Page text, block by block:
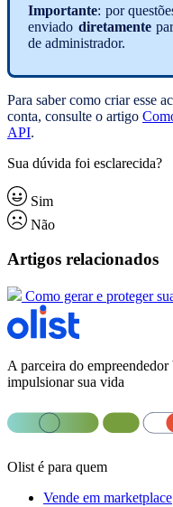
Importante: por
enviado diretamente
de administrador.
Para saber como criar esse
conta, consulte o artigo
API.
Sua dúvida foi esclarecida?
Sim
Não
Artigos relacionados
Como gerar e proteger
A parceira do
impulsionar sua vida
Olist é para quem
Vende em marketplace